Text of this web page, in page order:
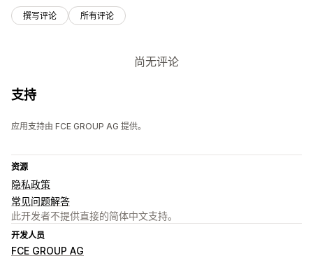
撰写评论 所有评论
尚无评论
支持
应用支持由 FCE GROUP AG 提供。
资源
隐私政策
常见问题解答
此开发者不提供直接的简体中文支持。
开发人员
FCE GROUP AG